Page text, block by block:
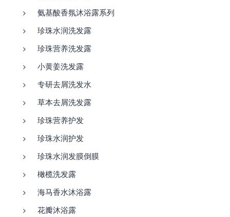
氨基酸香氛沐浴露系列
珍珠水润洗发露
珍珠营养洗发露
小黄姜洗发露
专研去屑洗发水
草本去屑洗发露
珍珠营养护发
珍珠水润护发
珍珠水润发膜倒膜
橄榄洗发露
海马香水沐浴露
花瓣沐浴露